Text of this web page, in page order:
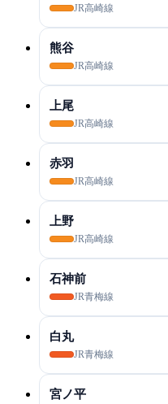
JR高崎線
熊谷
JR高崎線
上尾
JR高崎線
赤羽
JR高崎線
上野
JR高崎線
石神前
JR青梅線
白丸
JR青梅線
宮ノ平